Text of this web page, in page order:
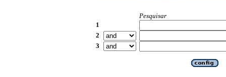
Pesquisar
1
2
3